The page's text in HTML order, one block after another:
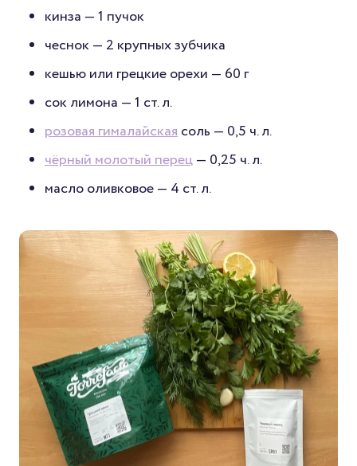
кинза — 1 пучок
чеснок — 2 крупных зубчика
кешью или грецкие орехи — 60 г
сок лимона — 1 ст. л.
розовая гималайскаясоль — 0,5 ч. л.
чёрный молотый перец— 0,25 ч. л.
масло оливковое — 4 ст. л.